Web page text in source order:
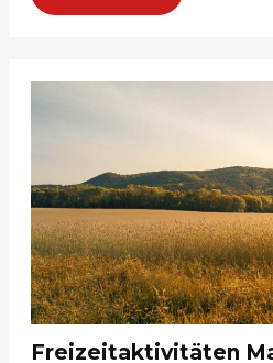
Freizeitaktivitäten